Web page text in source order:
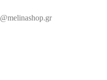
@melinashop.gr